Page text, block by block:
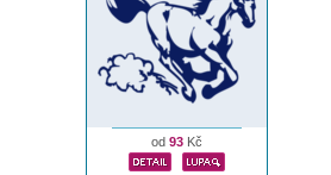
od 93 Kč